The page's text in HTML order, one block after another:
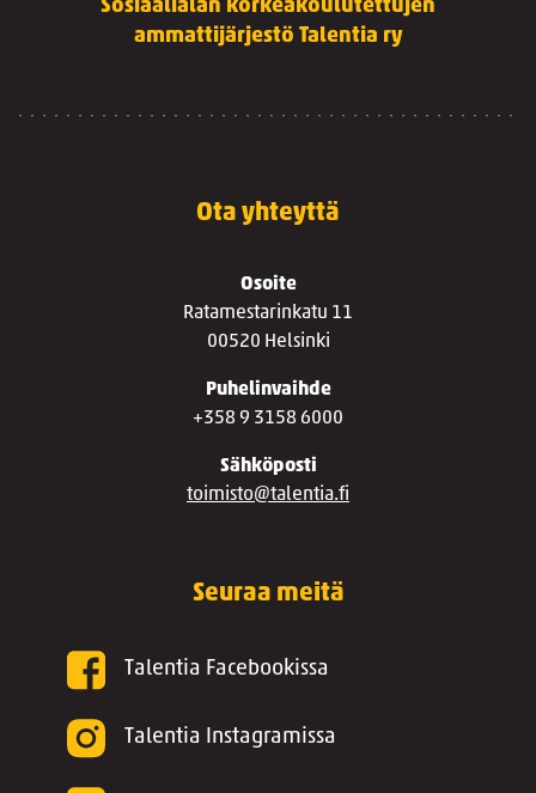
Sosiaalialan korkeakoulutettujen
ammattijärjestö Talentia ry
Ota yhteyttä
Osoite
Ratamestarinkatu 11
00520 Helsinki
Puhelinvaihde
+358 9 3158 6000
Sähköposti
toimisto@talentia.fi
Seuraa meitä
Talentia Facebookissa
Talentia Instagramissa